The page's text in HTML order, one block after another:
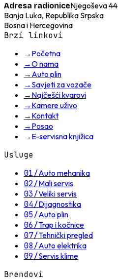
Adresa radioniceNjegoševa 44
Banja Luka, Republika Srpska
Bosna i Hercegovina
Brzi linkovi
→ Početna
→O nama
→ Auto plin
→ Savjeti za vozače
→ Najčešći kvarovi
→ Kamere uživo
→ Kontakt
→ Posao
→ E-servisna knjižica
Usluge
01/Auto mehanika
02/Mali servis
03/Veliki servis
04/Dijagnostika
05/Auto plin
06/Trap i kočnice
07/Tehnički pregled
08/Auto elektrika
09/Servis klime
Brendovi